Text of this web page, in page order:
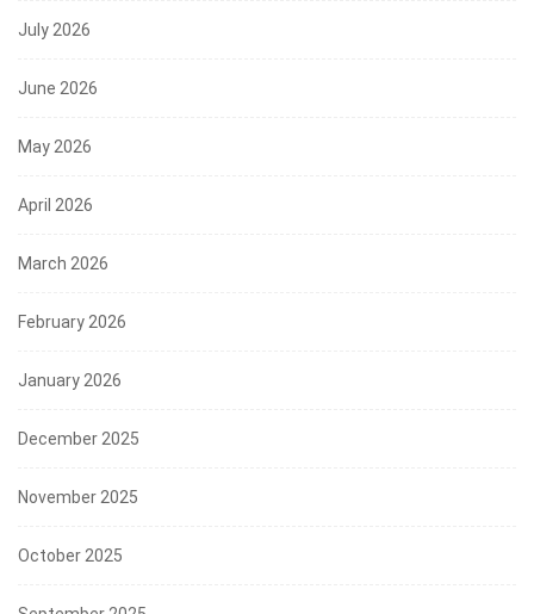
July 2026
June 2026
May 2026
April 2026
March 2026
February 2026
January 2026
December 2025
November 2025
October 2025